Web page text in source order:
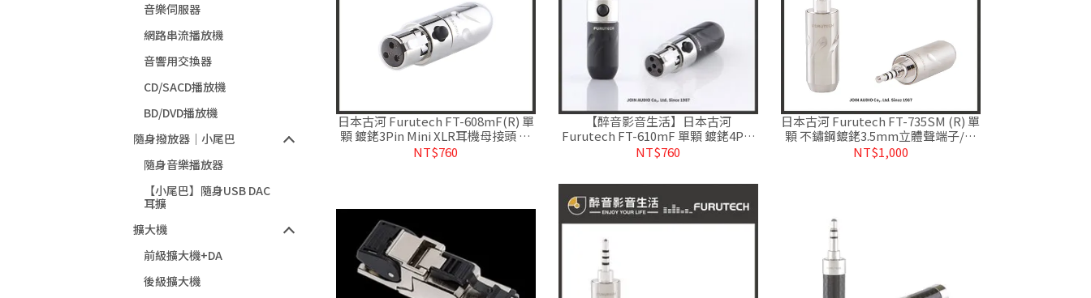
音樂伺服器
網路串流播放機
音響用交換器
CD/SACD播放機
BD/DVD播放機
隨身撥放器｜小尾巴
隨身音樂播放器
【小尾巴】隨身USB DAC
耳擴
擴大機
前級擴大機+DA
後級擴大機
日本古河 Furutech FT-608mF(R) 單
顆 鍍銠3Pin Mini XLR耳機母接頭 台
灣公司貨
NT$760
【醉音影音生活】日本古河
Furutech FT-610mF 單顆 鍍銠4Pin
Mini XLR耳機母接頭.台灣公司貨
NT$760
日本古河 Furutech FT-735SM (R) 單
顆 不鏽鋼鍍銠3.5mm立體聲端子/耳
機接頭.台灣公司貨
NT$1,000